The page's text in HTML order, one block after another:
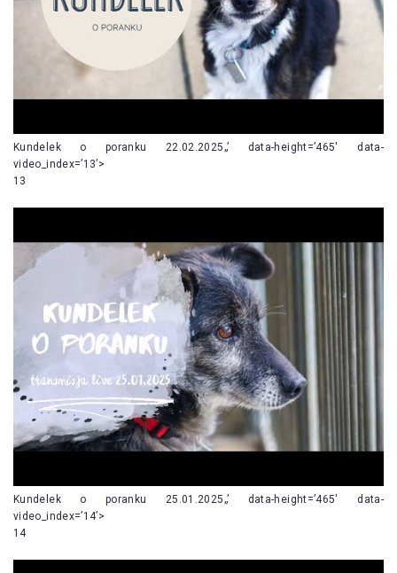
Kundelek o poranku 22.02.2025„’ data-height=’465′ data-
video_index=’13’>
13
Kundelek o poranku 25.01.2025„’ data-height=’465′ data-
video_index=’14’>
14